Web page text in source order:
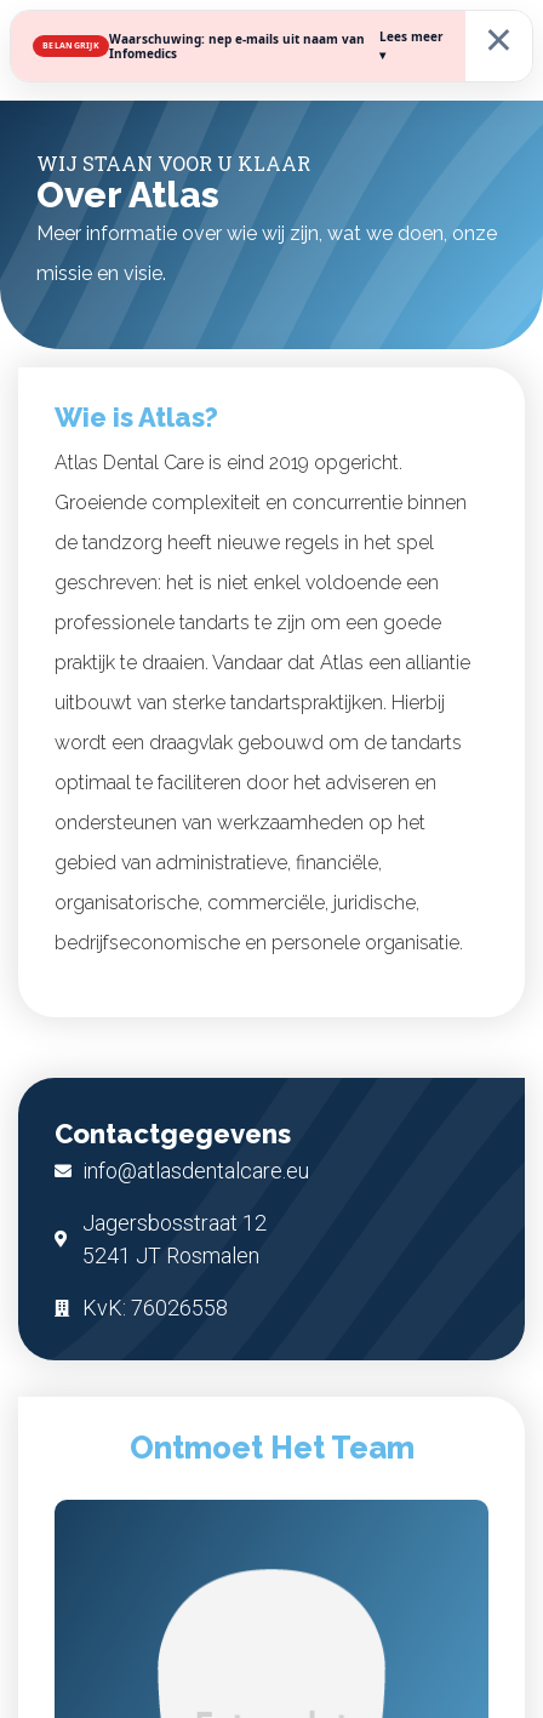
×
BELANGRIJK
Waarschuwing: nep e-mails uit naam van
Infomedics
Lees meer
▾
WIJ STAAN VOOR U KLAAR
Over Atlas
Meer informatie over wie wij zijn, wat we doen, onze
missie en visie.
Wie is Atlas?
Atlas Dental Care is eind 2019 opgericht.
Groeiende complexiteit en concurrentie binnen
de tandzorg heeft nieuwe regels in het spel
geschreven: het is niet enkel voldoende een
professionele tandarts te zijn om een goede
praktijk te draaien. Vandaar dat Atlas een alliantie
uitbouwt van sterke tandartspraktijken. Hierbij
wordt een draagvlak gebouwd om de tandarts
optimaal te faciliteren door het adviseren en
ondersteunen van werkzaamheden op het
gebied van administratieve, financiële,
organisatorische, commerciële, juridische,
bedrijfseconomische en personele organisatie.
Contactgegevens
info@atlasdentalcare.eu
Jagersbosstraat 12
5241 JT Rosmalen
KvK: 76026558
Ontmoet Het Team